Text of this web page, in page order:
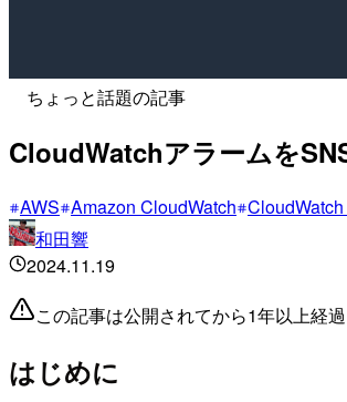
ちょっと話題の記事
CloudWatchアラームを
AWS Amazon CloudWatch
和田響
2024.11.19
この記事は公開されてから1年以上経
はじめに